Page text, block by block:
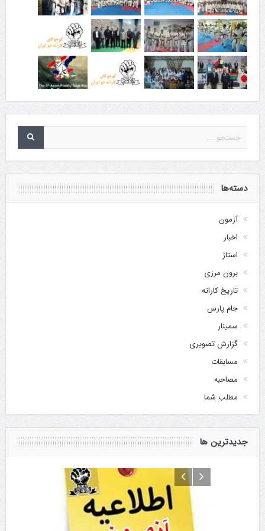
دسته‌ها
آزمون
اخبار
استاژ
برون مرزی
تاریخ کاراته
جام پارس
سمینار
گزارش تصویری
مسابقات
مصاحبه
مطلب شما
جدیدترین ها